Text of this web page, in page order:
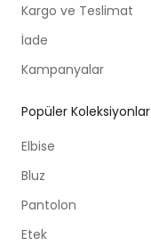
Kargo ve Teslimat
İade
Kampanyalar
Popüler Koleksiyonlar
Elbise
Bluz
Pantolon
Etek